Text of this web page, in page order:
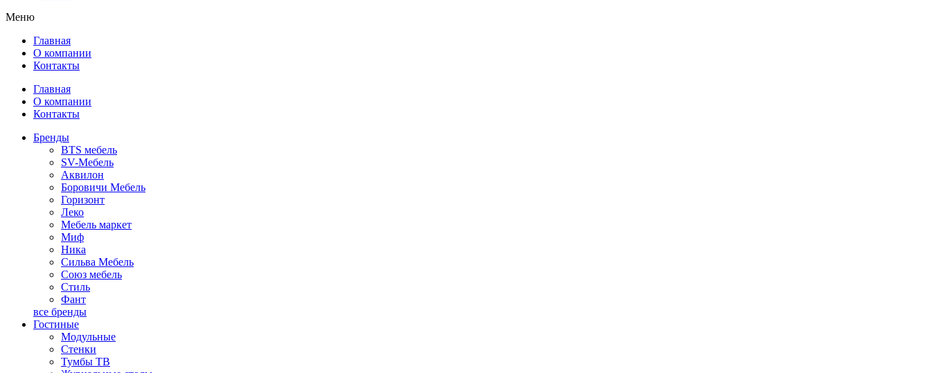
Меню
Главная
О компании
Контакты
Главная
О компании
Контакты
Бренды
BTS мебель
SV-Мебель
Аквилон
Боровичи Мебель
Горизонт
Леко
Мебель маркет
Миф
Ника
Сильва Мебель
Союз мебель
Стиль
Фант
все бренды
Гостиные
Модульные
Стенки
Тумбы ТВ